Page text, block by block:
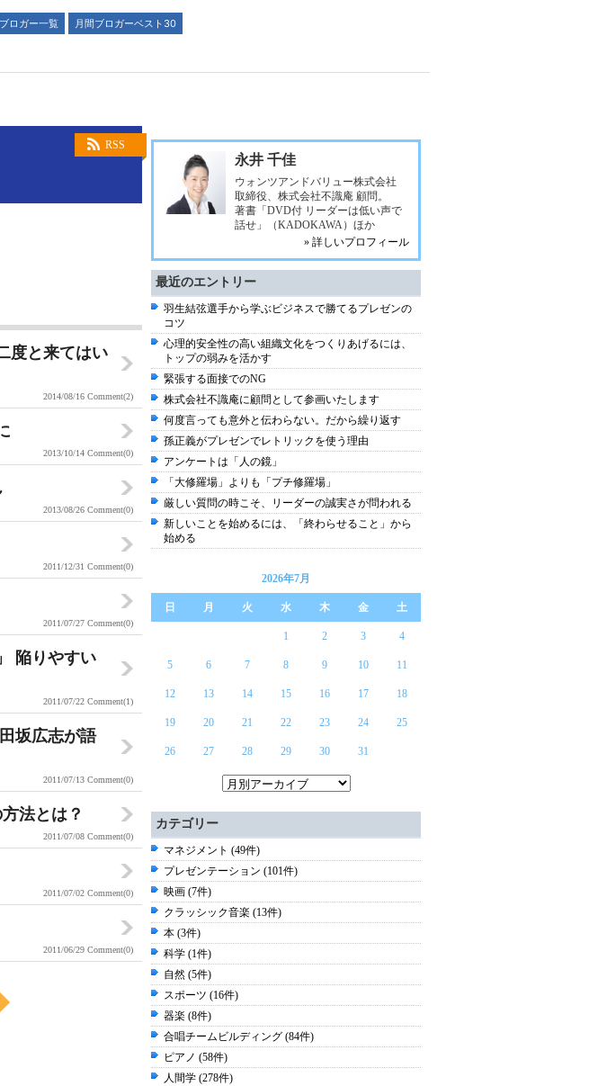
ブロガー一覧
月間ブロガーベスト30
RSS
度と来てはい
2014/08/16 Comment(2)
2013/10/14 Comment(0)
2013/08/26 Comment(0)
2011/12/31 Comment(0)
2011/07/27 Comment(0)
陥りやすい
2011/07/22 Comment(1)
坂広志が語
2011/07/13 Comment(0)
法とは？
2011/07/08 Comment(0)
2011/07/02 Comment(0)
2011/06/29 Comment(0)
永井 千佳
ウォンツアンドバリュー株式会社
取締役、株式会社不識庵 顧問。
著書「DVD付 リーダーは低い声で
話せ」（KADOKAWA）ほか
» 詳しいプロフィール
最近のエントリー
羽生結弦選手から学ぶビジネスで勝てるプレゼンの
コツ
心理的安全性の高い組織文化をつくりあげるには、
トップの弱みを活かす
緊張する面接でのNG
株式会社不識庵に顧問として参画いたします
何度言っても意外と伝わらない。だから繰り返す
孫正義がプレゼンでレトリックを使う理由
アンケートは「人の鏡」
「大修羅場」よりも「プチ修羅場」
厳しい質問の時こそ、リーダーの誠実さが問われる
新しいことを始めるには、「終わらせること」から
始める
2026年7月
日 月 火 水 木 金 土
1 2 3 4
5 6 7 8 9 10 11
12 13 14 15 16 17 18
19 20 21 22 23 24 25
26 27 28 29 30 31
カテゴリー
マネジメント (49件)
プレゼンテーション (101件)
映画 (7件)
クラッシック音楽 (13件)
本 (3件)
科学 (1件)
自然 (5件)
スポーツ (16件)
器楽 (8件)
合唱チームビルディング (84件)
ピアノ (58件)
人間学 (278件)